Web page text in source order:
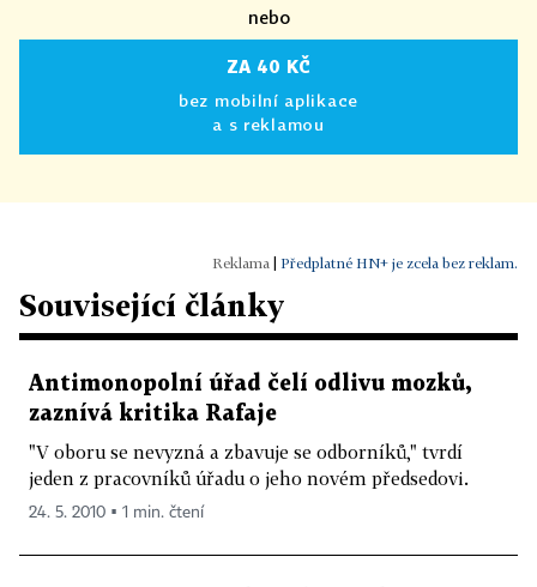
nebo
ZA 40 KČ
bez mobilní aplikace
a s reklamou
Předplatné HN+ je zcela bez reklam.
Související články
Antimonopolní úřad čelí odlivu mozků,
zaznívá kritika Rafaje
"V oboru se nevyzná a zbavuje se odborníků," tvrdí
jeden z pracovníků úřadu o jeho novém předsedovi.
24. 5. 2010 ▪ 1 min. čtení